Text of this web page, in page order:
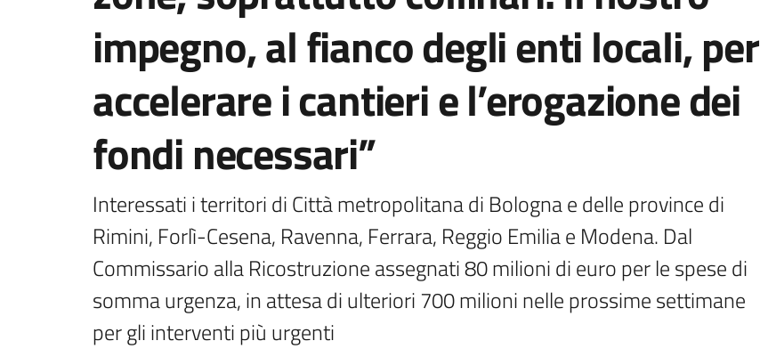
impegno, al fianco degli enti locali, per
accelerare i cantieri e l’erogazione dei
fondi necessari”
Interessati i territori di Città metropolitana di Bologna e delle province di
Rimini, Forlì-Cesena, Ravenna, Ferrara, Reggio Emilia e Modena. Dal
Commissario alla Ricostruzione assegnati 80 milioni di euro per le spese di
somma urgenza, in attesa di ulteriori 700 milioni nelle prossime settimane
per gli interventi più urgenti